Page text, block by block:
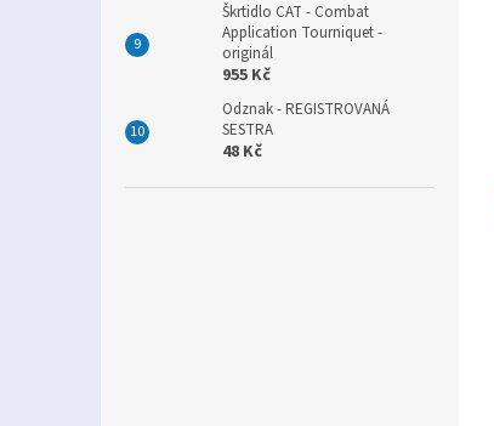
Škrtidlo CAT - Combat
Application Tourniquet -
originál
955 Kč
Odznak - REGISTROVANÁ
SESTRA
48 Kč